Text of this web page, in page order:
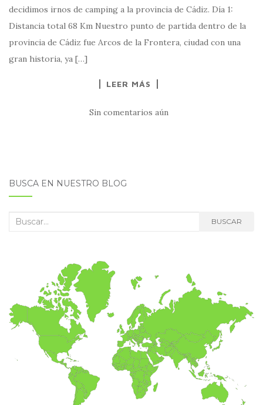
decidimos irnos de camping a la provincia de Cádiz. Día 1:
Distancia total 68 Km Nuestro punto de partida dentro de la
provincia de Cádiz fue Arcos de la Frontera, ciudad con una
gran historia, ya […]
LEER MÁS
Sin comentarios aún
BUSCA EN NUESTRO BLOG
Buscar: BUSCAR